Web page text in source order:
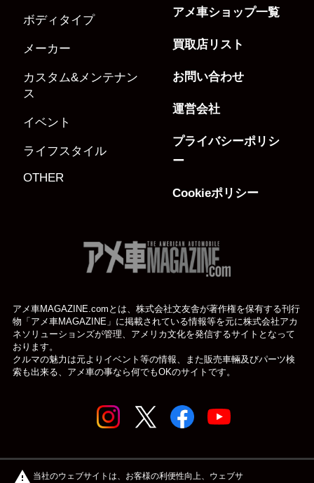
ボディタイプ
メーカー
カスタム&メンテナン
ス
イベント
ライフスタイル
OTHER
アメ車ショップ一覧
買取店リスト
お問い合わせ
運営会社
プライバシーポリシ
ー
Cookieポリシー
アメ車MAGAZINE.comとは、株式会社文友舎が著作権を保有する刊行
物「アメ車MAGAZINE」に掲載されている情報等を元に株式会社アカ
ネソリューションズが管理、アメリカ文化を発信するサイトとなって
おります。
クルマの魅力は元よりイベント等の情報、また販売車輛及びパーツ検
索も出来る、アメ車の事なら何でもOKのサイトです。
© アメ車のWEBマガジン アメ車マガジン公式WEBサイト
warning 当社のウェブサイトは、お客様の利便性向上、ウェブサ